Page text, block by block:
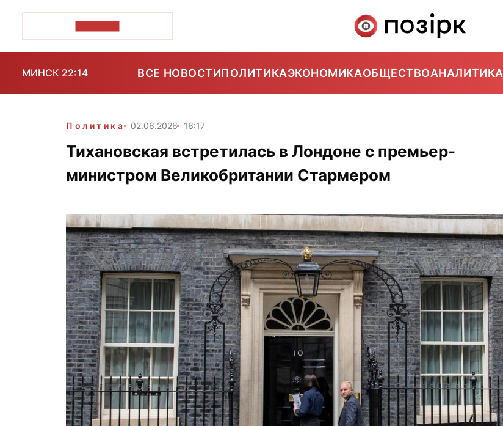
МИНСК 22:14 ВСЕ НОВОСТИПОЛИТИКАЭКОНОМИКАОБЩЕСТВОАНАЛИТИКА
Политика 02.06.2026 16:17
Тихановская встретилась в Лондоне с премьер-
министром Великобритании Стармером